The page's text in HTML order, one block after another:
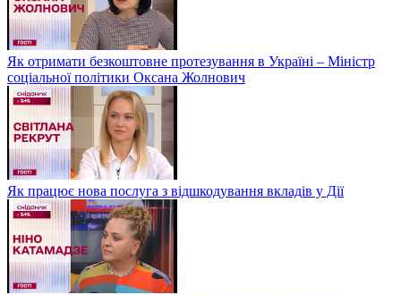
Як отримати безкоштовне протезування в Україні – Міністр
соціальної політики Оксана Жолнович
Як працює нова послуга з відшкодування вкладів у Дії